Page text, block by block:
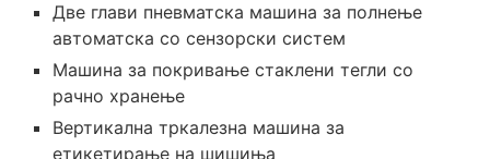
Две глави пневматска машина за полнење
автоматска со сензорски систем
Машина за покривање стаклени тегли со
рачно хранење
Вертикална тркалезна машина за
етикетирање на шишиња